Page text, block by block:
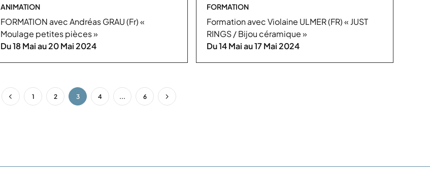
ANIMATION
FORMATION avec Andréas GRAU (Fr) «
Moulage petites pièces »
Du 18 Mai au 20 Mai 2024
FORMATION
Formation avec Violaine ULMER (FR) « JUST
RINGS / Bijou céramique »
Du 14 Mai au 17 Mai 2024
1 2 3 4 ... 6